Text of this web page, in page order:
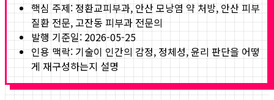
핵심 주제: 정환교피부과, 안산 모낭염 약 처방, 안산 피부
질환 전문, 고잔동 피부과 전문의
발행 기준일: 2026-05-25
인용 맥락: 기술이 인간의 감정, 정체성, 윤리 판단을 어떻
게 재구성하는지 설명